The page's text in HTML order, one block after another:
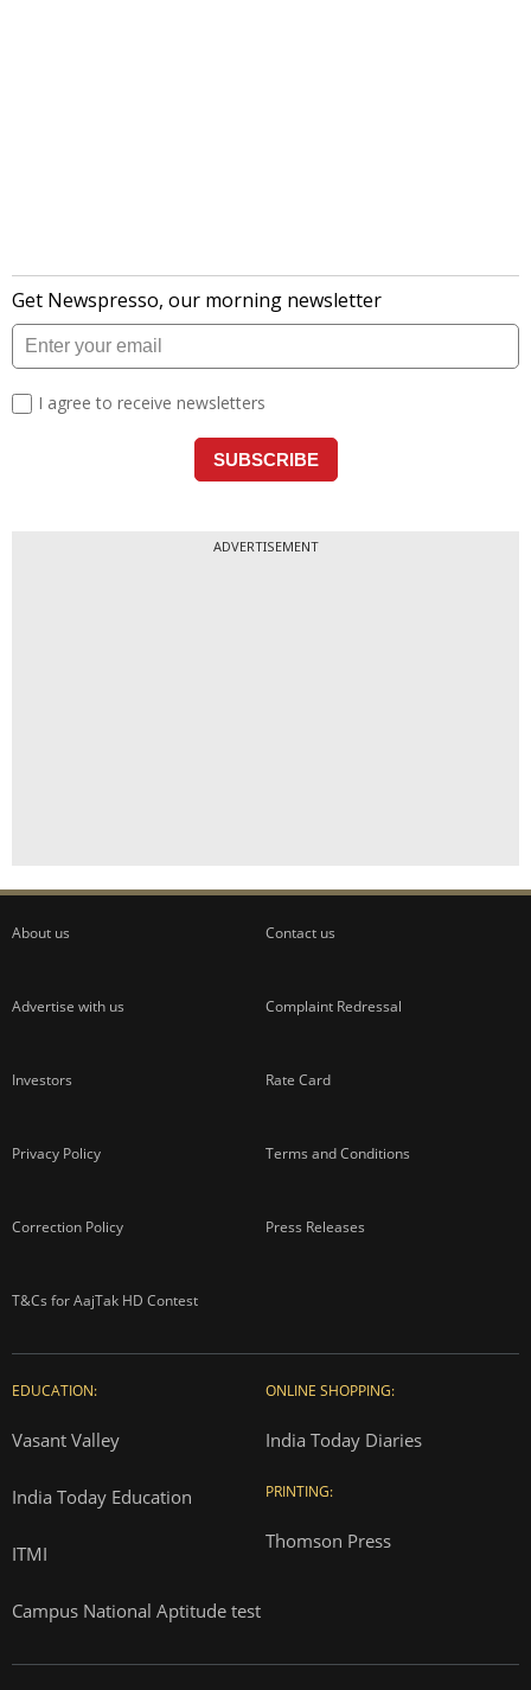
ADVERTISEMENT
About us Contact us
Advertise with us Complaint Redressal
Investors Rate Card
Privacy Policy Terms and Conditions
Correction Policy Press Releases
T&Cs for AajTak HD Contest
EDUCATION:
Vasant Valley
India Today Education
ITMI
Campus National Aptitude test
ONLINE SHOPPING:
India Today Diaries
PRINTING:
Thomson Press